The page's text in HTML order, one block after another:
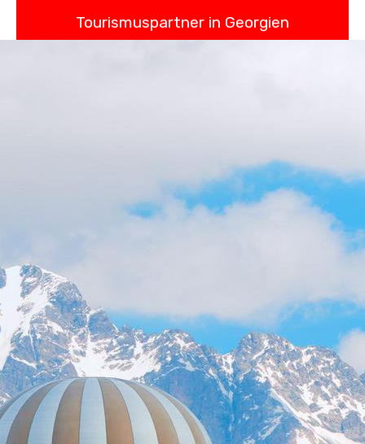
Tourismuspartner in Georgien
über Georgien und unser
persönlicher Ansatz stellen
Veranstaltungen nicht nur
organisiert sind — sie werden
außergewöhnlich.